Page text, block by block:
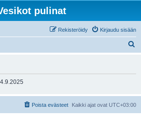
pulinat
Kirjaudu sisään
Rekisteröidy
Kaikki ajat ovat UTC+03:00
Poista evästeet